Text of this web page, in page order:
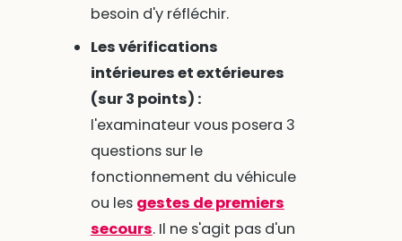
besoin d'y réfléchir.
Les vérifications
intérieures et extérieures
(sur 3 points) :
l'examinateur vous posera 3
questions sur le
fonctionnement du véhicule
ou les gestes de premiers
secours. Il ne s'agit pas d'un